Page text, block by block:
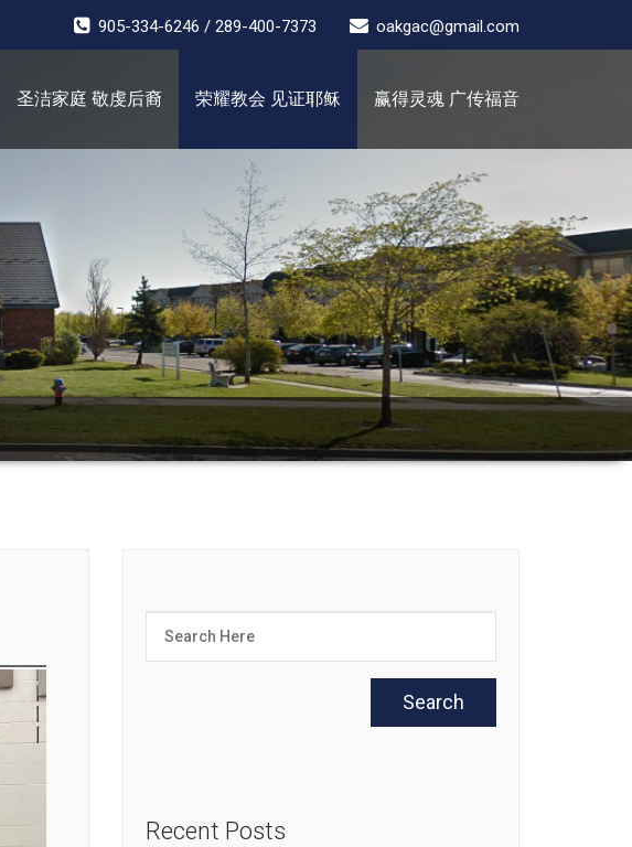
905-334-6246 / 289-400-7373 oakgac@gmail.com
圣洁家庭 敬虔后裔 荣耀教会 见证耶稣 赢得灵魂 广传福音
Recent Posts